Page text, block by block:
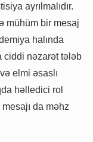
ayrılmalıdır.
mühüm bir mesaj
halında
ciddi nəzarət tələb
elmi əsaslı
həlledici rol
da məhz